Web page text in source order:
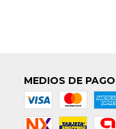
MEDIOS DE PAGO